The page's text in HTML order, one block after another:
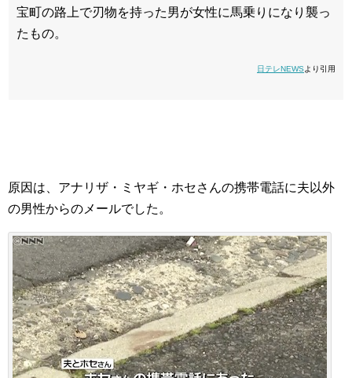
宝町の路上で刃物を持った男が女性に馬乗りになり襲っ
たもの。
日テレNEWSより引用
原因は、アナリザ・ミヤギ・ホセさんの携帯電話に夫以外
の男性からのメールでした。